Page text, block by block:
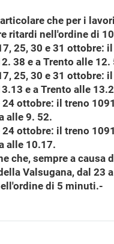
che per i
ritardi nell'ordine di
25, 30 e 31 ottobre:
38 e a Trento alle 12.
25, 30 e 31 ottobre:
e a Trento alle
ottobre: il treno
alle 9. 52.
ottobre: il treno
alle 10.17.
che, sempre a
Valsugana, dal 23
di 5 minuti.-